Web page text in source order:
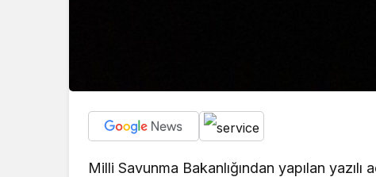
Milli Savunma Bakanlığından yapılan